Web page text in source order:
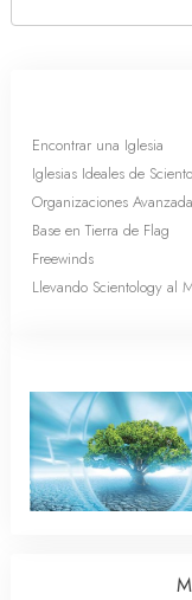
Encontrar una Iglesia
Iglesias Ideales de
Organizaciones
Base en Tierra de Flag
Freewinds
Llevando Scientology al